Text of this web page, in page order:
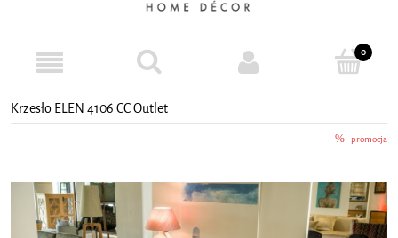
Krzesło ELEN 4106 CC Outlet
promocja